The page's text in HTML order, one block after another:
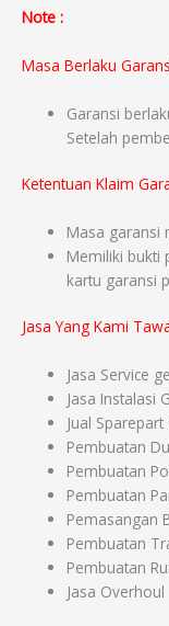
Note :
Masa Berlaku
Garansi
Setelah
Ketentuan Klaim
Masa garansi
Memiliki bukti
kartu garansi
Jasa Yang Kami
Jasa Service
Jasa Instalasi
Jual
Pembuatan
Pembuatan
Pembuatan
Pemasangan
Pembuatan
Pembuatan
Jasa Overhoul